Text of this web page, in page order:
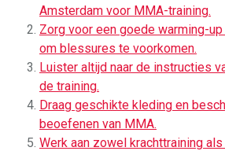
Amsterdam voor MMA-training.
Zorg voor een goede warming-
om blessures te voorkomen.
Luister altijd naar de instructies
de training.
Draag geschikte kleding en
beoefenen van MMA.
Werk aan zowel krachttraining